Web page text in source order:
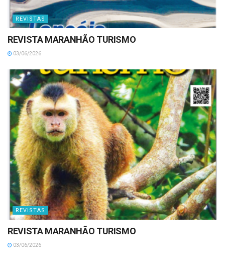
REVISTAS
REVISTA MARANHÃO TURISMO
03/06/2026
REVISTAS
REVISTA MARANHÃO TURISMO
03/06/2026